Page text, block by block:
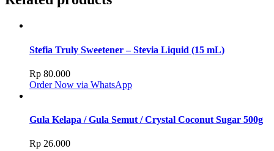
Stefia Truly Sweetener – Stevia Liquid (15 mL)
Rp 80.000
Order Now via WhatsApp
Gula Kelapa / Gula Semut / Crystal Coconut Sugar 500g
Rp 26.000